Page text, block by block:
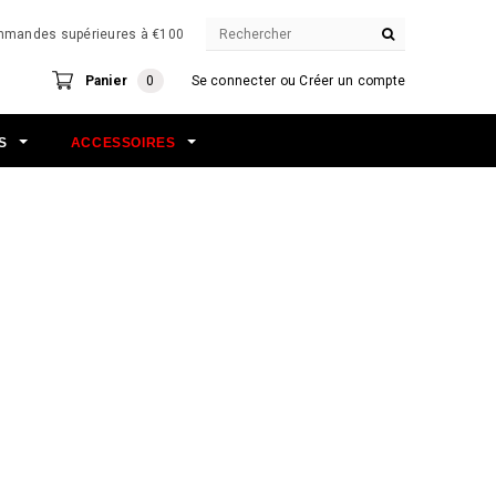
supérieures à €100
Se connecter ou Créer un compte
Panier 0
ACCESSOIRES